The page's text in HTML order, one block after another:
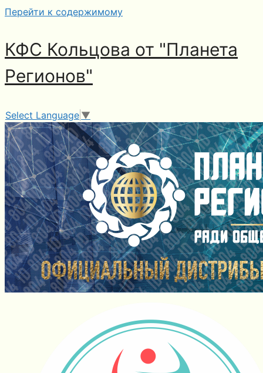
Перейти к содержимому
КФС Кольцова от "Планета
Регионов"
Select Language ▼